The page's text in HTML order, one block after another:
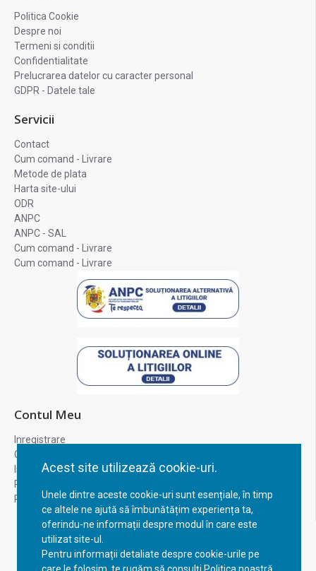
Acest site utilizează cookie-uri.
Unele dintre aceste cookie-uri sunt esențiale, în timp
ce altele ne ajută să îmbunătățim experiența ta,
oferindu-ne informații despre modul în care este
utilizat site-ul.
Pentru informații detaliate despre cookie-urile pe
Politica Cookie
Despre noi
Termeni si conditii
Confidentialitate
Prelucrarea datelor cu caracter personal
GDPR - Datele tale
Servicii
Contact
Cum comand - Livrare
Metode de plata
Harta site-ului
ODR
ANPC
ANPC - SAL
Cum comand - Livrare
Cum comand - Livrare
Contul Meu
Inregistrare
Contul meu
Istoric comenzi
Recuperare parola
Returnare produs